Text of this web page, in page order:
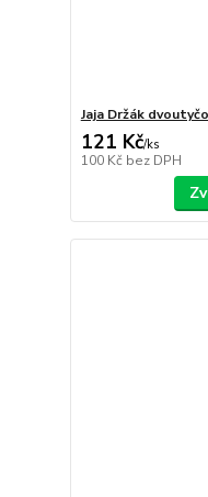
Jaja Držák
121 Kč/ks
100 Kč bez DPH